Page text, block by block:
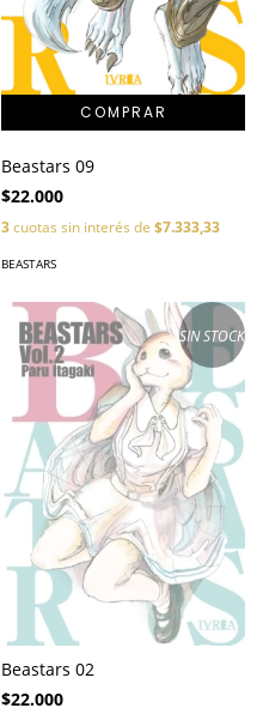
Beastars 09
$22.000
3cuotas sin interés de $7.333,33
BEASTARS
SIN STOCK
Beastars 02
$22.000